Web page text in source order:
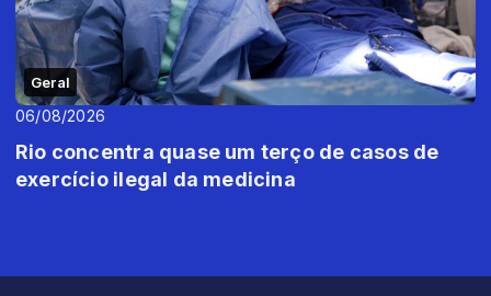
Geral
06/08/2026
Rio concentra quase um terço de casos de
exercício ilegal da medicina